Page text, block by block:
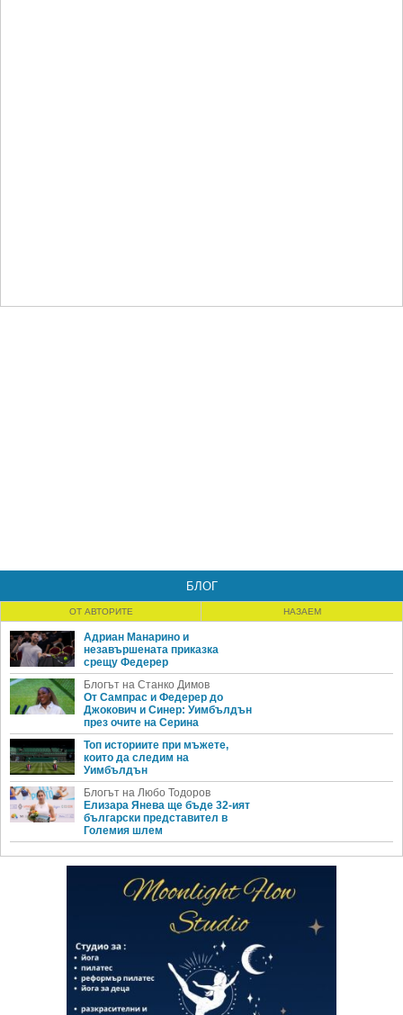
БЛОГ
ОТ АВТОРИТЕ НАЗАЕМ
Адриан Манарино и
незавършената приказка
срещу Федерер
Блогът на Станко Димов
От Сампрас и Федерер до
Джокович и Синер: Уимбълдън
през очите на Серина
Топ историите при мъжете,
които да следим на
Уимбълдън
Блогът на Любо Тодоров
Елизара Янева ще бъде 32-ият
български представител в
Големия шлем